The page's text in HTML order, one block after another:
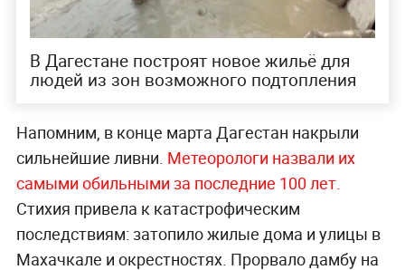
В Дагестане построят новое жильё для
людей из зон возможного подтопления
Напомним, в конце марта Дагестан накрыли
сильнейшие ливни. Метеорологи назвали их
самыми обильными за последние 100 лет.
Стихия привела к катастрофическим
последствиям: затопило жилые дома и улицы в
Махачкале и окрестностях. Прорвало дамбу на